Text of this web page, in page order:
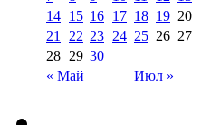
« Май Июл »
14 15 16 17 18 19 20
21
22 23 24 25 26 27
28 29 30